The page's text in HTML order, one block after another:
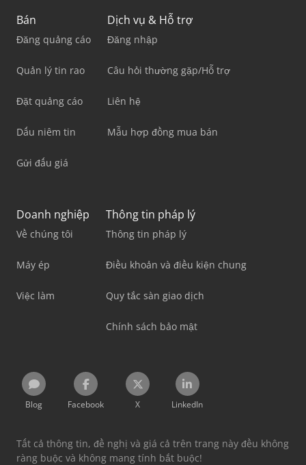
Bán
Đăng quảng cáo
Quản lý tin rao
Đặt quảng cáo
Dấu niêm tin
Gửi đấu giá
Dịch vụ & Hỗ trợ
Đăng nhập
Câu hỏi thường gặp/Hỗ trợ
Liên hệ
Mẫu hợp đồng mua bán
Doanh nghiệp
Về chúng tôi
Máy ép
Việc làm
Thông tin pháp lý
Thông tin pháp lý
Điều khoản và điều kiện chung
Quy tắc sàn giao dịch
Chính sách bảo mật
Blog Facebook X LinkedIn
Tất cả thông tin, đề nghị và giá cả trên trang này đều không
ràng buộc và không mang tính bắt buộc!